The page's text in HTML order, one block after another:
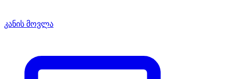
კანის მოვლა